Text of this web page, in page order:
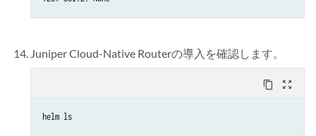
Juniper Cloud-Native Routerの導入を確認します。
content_copy zoom_out_map
helm ls